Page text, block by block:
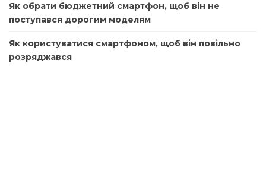
Як обрати бюджетний смартфон, щоб він не
поступався дорогим моделям
Як користуватися смартфоном, щоб він повільно
розряджався